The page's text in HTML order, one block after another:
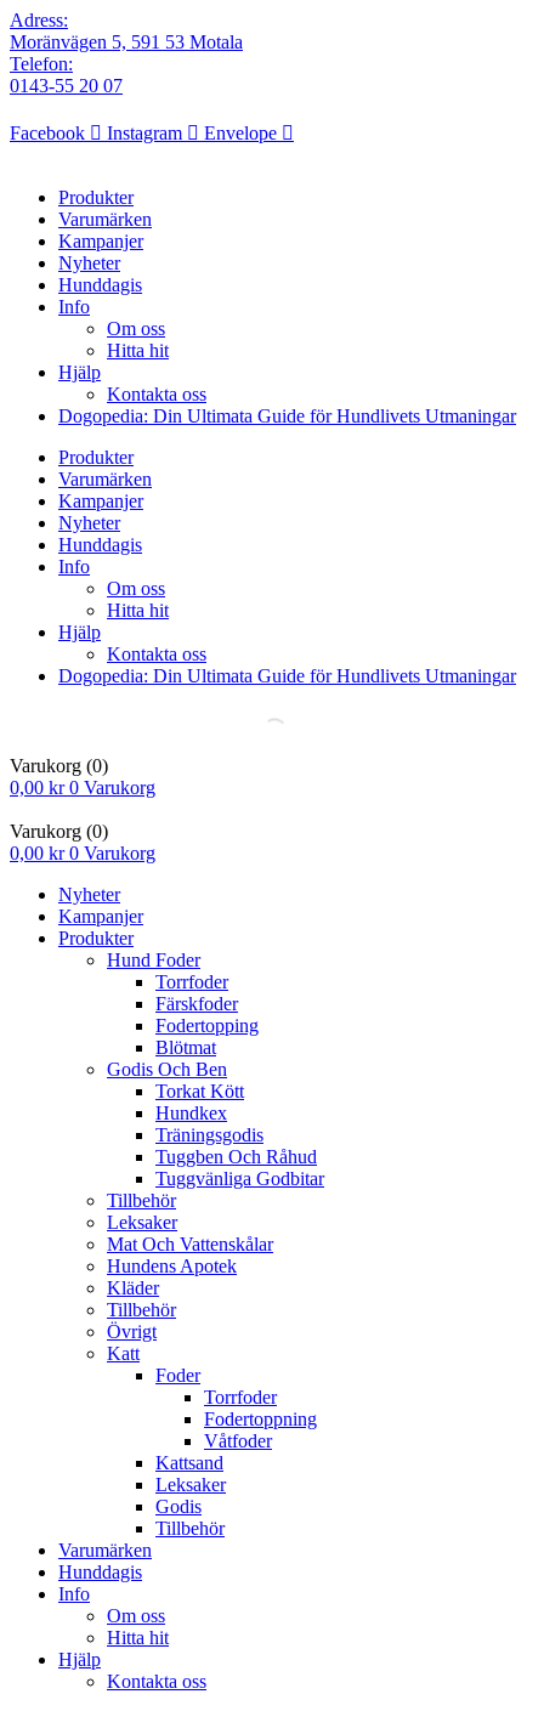
Adress:
Moränvägen 5, 591 53 Motala
Telefon:
0143-55 20 07
Facebook Instagram Envelope
Produkter
Varumärken
Kampanjer
Nyheter
Hunddagis
Info
Om oss
Hitta hit
Hjälp
Kontakta oss
Dogopedia: Din Ultimata Guide för Hundlivets Utmaningar
Produkter
Varumärken
Kampanjer
Nyheter
Hunddagis
Info
Om oss
Hitta hit
Hjälp
Kontakta oss
Dogopedia: Din Ultimata Guide för Hundlivets Utmaningar
Varukorg (0)
0,00 kr 0 Varukorg
Varukorg (0)
0,00 kr 0 Varukorg
Nyheter
Kampanjer
Produkter
Hund Foder
Torrfoder
Färskfoder
Fodertopping
Blötmat
Godis Och Ben
Torkat Kött
Hundkex
Träningsgodis
Tuggben Och Råhud
Tuggvänliga Godbitar
Tillbehör
Leksaker
Mat Och Vattenskålar
Hundens Apotek
Kläder
Tillbehör
Övrigt
Katt
Foder
Torrfoder
Fodertoppning
Våtfoder
Kattsand
Leksaker
Godis
Tillbehör
Varumärken
Hunddagis
Info
Om oss
Hitta hit
Hjälp
Kontakta oss